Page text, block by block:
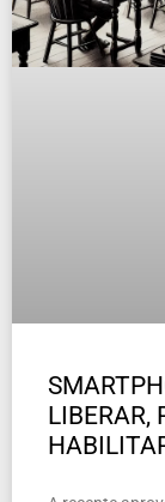
LIBERAR,